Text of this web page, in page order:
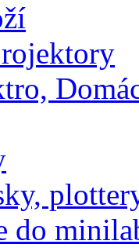
do